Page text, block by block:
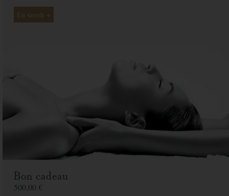
proche et ainsi rendre ce moment exceptionnel.
En savoir +
Bon cadeau
500,00 €